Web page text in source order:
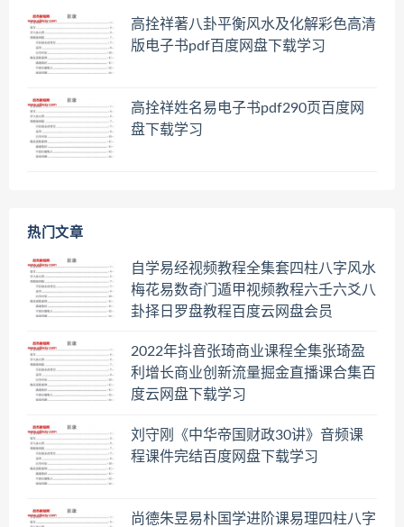
高拴祥著八卦平衡风水及化解彩色高清
版电子书pdf百度网盘下载学习
高拴祥姓名易电子书pdf290页百度网
盘下载学习
热门文章
自学易经视频教程全集套四柱八字风水
梅花易数奇门遁甲视频教程六壬六爻八
卦择日罗盘教程百度云网盘会员
2022年抖音张琦商业课程全集张琦盈
利增长商业创新流量掘金直播课合集百
度云网盘下载学习
刘守刚《中华帝国财政30讲》音频课
程课件完结百度网盘下载学习
尚德朱昱易朴国学进阶课易理四柱八字